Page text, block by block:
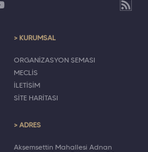
> KURUMSAL
ORGANİZASYON ŞEMASI
MECLİS
İLETİŞİM
SİTE HARİTASI
> ADRES
Akşemsettin Mahallesi Adnan